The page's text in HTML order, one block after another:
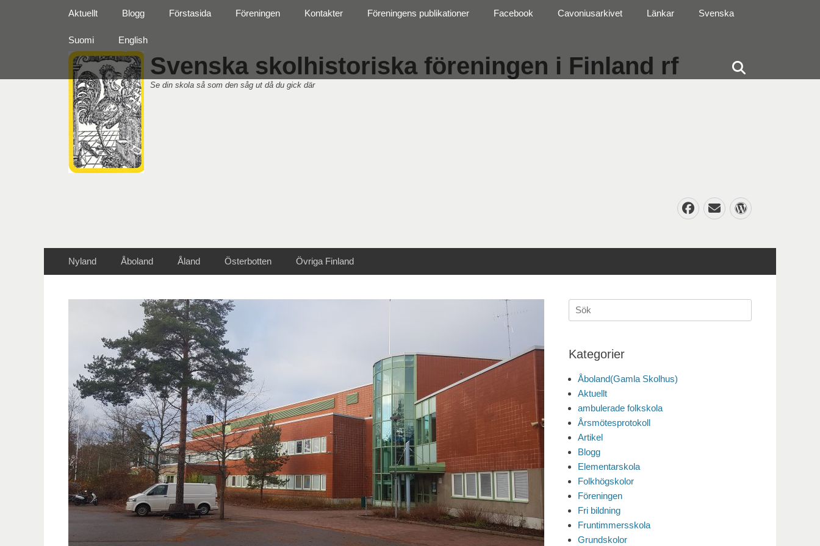
Svenska skolhistoriska föreningen i Finland rf
Se din skola så som den såg ut då du gick där
Facebook
E-
post
Primär meny
innehåll
Aktuellt Blogg Förstasida Föreningen Kontakter Föreningens publikationer Facebook Cavoniusarkivet Länkar Svenska
Suomi English
Sekundär meny
Nyland Åboland Åland Österbotten Övriga Finland
Sök
efter:
Kategorier
Åboland(Gamla Skolhus)
Aktuellt
ambulerade folkskola
Årsmötesprotokoll
Artikel
Blogg
Elementarskola
Folkhögskolor
Föreningen
Fri bildning
Fruntimmersskola
Grundskolor